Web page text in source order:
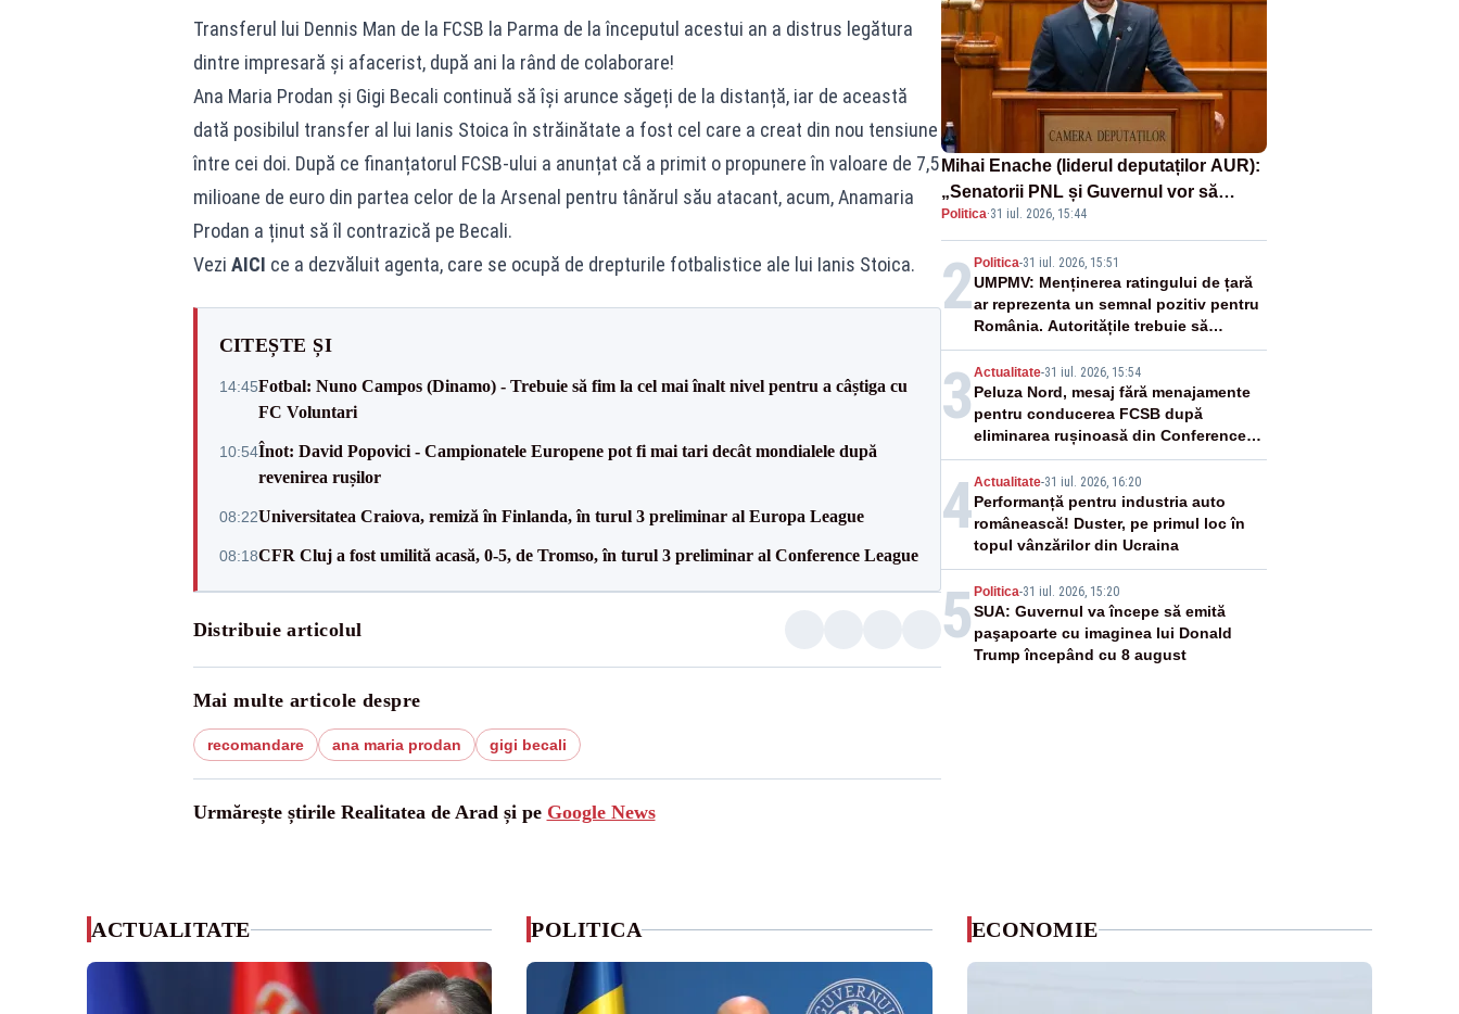
Transferul lui Dennis Man de la FCSB la Parma de la începutul acestui an a distrus legătura
dintre impresară și afacerist, după ani la rând de colaborare!
Ana Maria Prodan și Gigi Becali continuă să își arunce săgeți de la distanță, iar de această
dată posibilul transfer al lui Ianis Stoica în străinătate a fost cel care a creat din nou tensiune
între cei doi. După ce finanțatorul FCSB-ului a anunțat că a primit o propunere în valoare de 7,5
milioane de euro din partea celor de la Arsenal pentru tânărul său atacant, acum, Anamaria
Prodan a ținut să îl contrazică pe Becali.
Vezi AICI ce a dezvăluit agenta, care se ocupă de drepturile fotbalistice ale lui Ianis Stoica.
CITEȘTE ȘI
14:45Fotbal: Nuno Campos (Dinamo) - Trebuie să fim la cel mai înalt nivel pentru a câștiga cu
FC Voluntari
10:54Înot: David Popovici - Campionatele Europene pot fi mai tari decât mondialele după
revenirea rușilor
08:22Universitatea Craiova, remiză în Finlanda, în turul 3 preliminar al Europa League
08:18CFR Cluj a fost umilită acasă, 0-5, de Tromso, în turul 3 preliminar al Conference League
Distribuie articolul
Mai multe articole despre
recomandare ana maria prodan gigi becali
Urmărește știrile Realitatea de Arad și pe Google News
Mihai Enache (liderul deputaților AUR):
„Senatorii PNL și Guvernul vor să
scoată la vânzare bunuri publice pentru
a stinge datoriile pentru vaccinurile
Pfizer!”
Politica·31 iul. 2026, 15:44
2 Politica-31 iul. 2026, 15:51
UMPMV: Menținerea ratingului de țară
ar reprezenta un semnal pozitiv pentru
România. Autoritățile trebuie să
continue consolidarea stabilității
economice și financiare
3 Actualitate-31 iul. 2026, 15:54
Peluza Nord, mesaj fără menajamente
pentru conducerea FCSB după
eliminarea rușinoasă din Conference
League
4Actualitate-31 iul. 2026, 16:20
Performanță pentru industria auto
românească! Duster, pe primul loc în
topul vânzărilor din Ucraina
5 Politica-31 iul. 2026, 15:20
SUA: Guvernul va începe să emită
paşapoarte cu imaginea lui Donald
Trump începând cu 8 august
ACTUALITATE POLITICA ECONOMIE